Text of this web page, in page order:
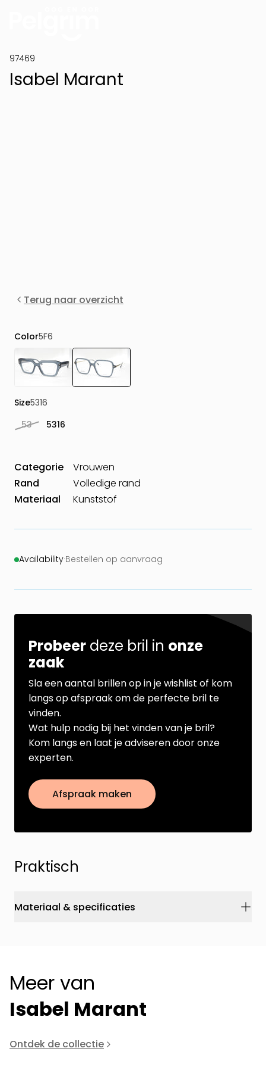
97469
Isabel Marant
Terug naar overzicht
Color5F6
Size5316
53
5316
Categorie
Vrouwen
Rand
Volledige rand
Materiaal
Kunststof
Availability·Bestellen op aanvraag
Probeer deze bril in onze
zaak
Sla een aantal brillen op in je wishlist of kom
langs op afspraak om de perfecte bril te
vinden.
Wat hulp nodig bij het vinden van je bril?
Kom langs en laat je adviseren door onze
experten.
Afspraak maken
Praktisch
Materiaal & specificaties
Meer van
Isabel Marant
Ontdek de collectie